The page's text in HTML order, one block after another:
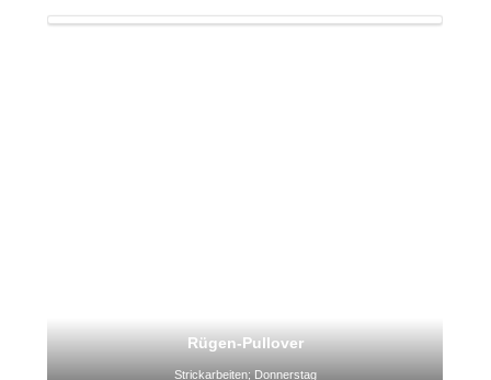
Rügen-Pullover
Strickarbeiten; Donnerstag